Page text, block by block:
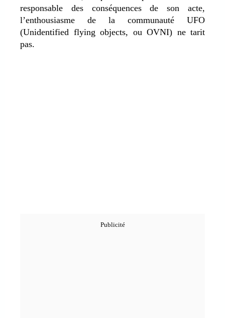
responsable des conséquences de son acte,
l’enthousiasme de la communauté UFO
(Unidentified flying objects, ou OVNI) ne tarit
pas.